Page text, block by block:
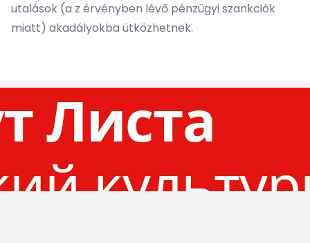
utalások (a z érvényben lévő pénzügyi szankciók
miatt) akadályokba ütközhetnek.